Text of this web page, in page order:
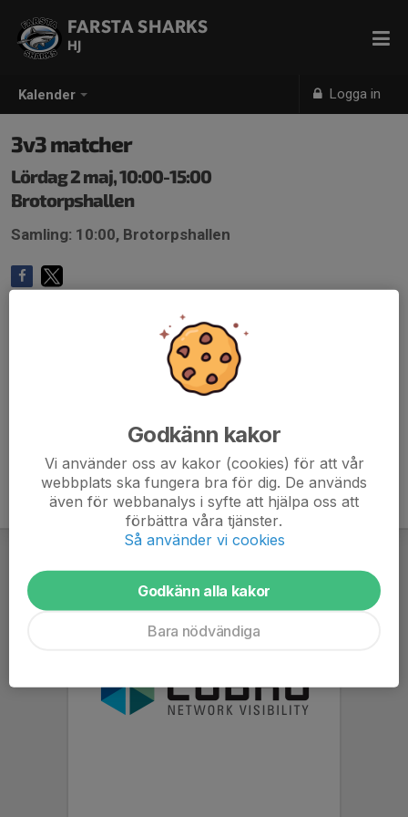
Kalender Logga in
FARSTA SHARKS
HJ
3v3 matcher
Lördag 2 maj, 10:00-15:00
Brotorpshallen
Samling: 10:00, Brotorpshallen
Godkänn kakor
Vi använder oss av kakor (cookies) för att vår
webbplats ska fungera bra för dig. De används
även för webbanalys i syfte att hjälpa oss att
förbättra våra tjänster.
Så använder vi cookies
Godkänn alla kakor
Bara nödvändiga